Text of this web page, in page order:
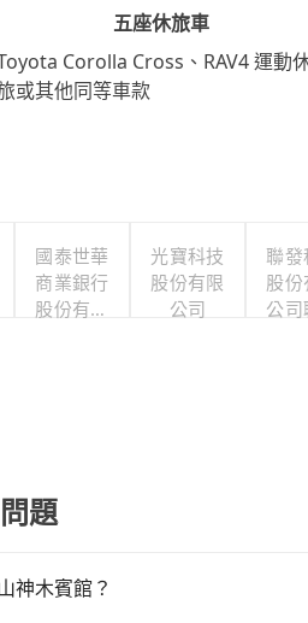
五座休旅車
Corolla Cross、RAV4 運動
或其他同等車款
國泰世華
商業銀行
股份有限
光寶科技
股份有限
公司
聯發
股份
公司
題
神木賓館？